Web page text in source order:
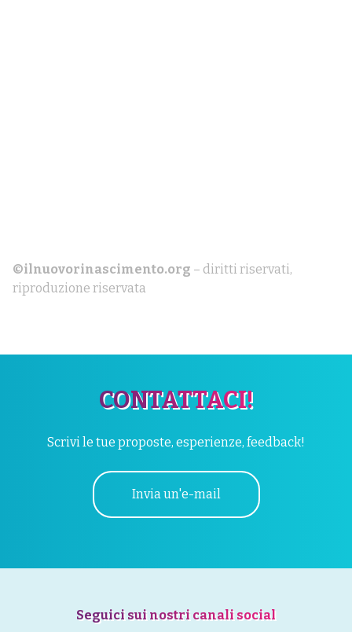
©ilnuovorinascimento.org – diritti riservati,
riproduzione riservata
CONTATTACI!
Scrivi le tue proposte, esperienze, feedback!
Invia un'e-mail
Seguici sui nostri canali social